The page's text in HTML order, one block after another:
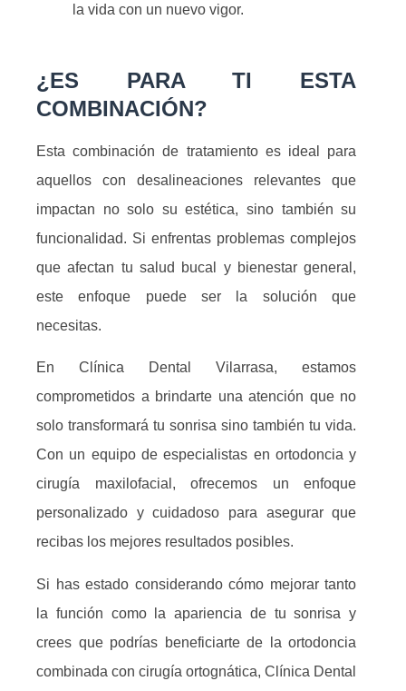
la vida con un nuevo vigor.
¿ES PARA TI ESTA
COMBINACIÓN?
Esta combinación de tratamiento es ideal para
aquellos con desalineaciones relevantes que
impactan no solo su estética, sino también su
funcionalidad. Si enfrentas problemas complejos
que afectan tu salud bucal y bienestar general,
este enfoque puede ser la solución que
necesitas.
En Clínica Dental Vilarrasa, estamos
comprometidos a brindarte una atención que no
solo transformará tu sonrisa sino también tu vida.
Con un equipo de especialistas en ortodoncia y
cirugía maxilofacial, ofrecemos un enfoque
personalizado y cuidadoso para asegurar que
recibas los mejores resultados posibles.
Si has estado considerando cómo mejorar tanto
la función como la apariencia de tu sonrisa y
crees que podrías beneficiarte de la ortodoncia
combinada con cirugía ortognática, Clínica Dental